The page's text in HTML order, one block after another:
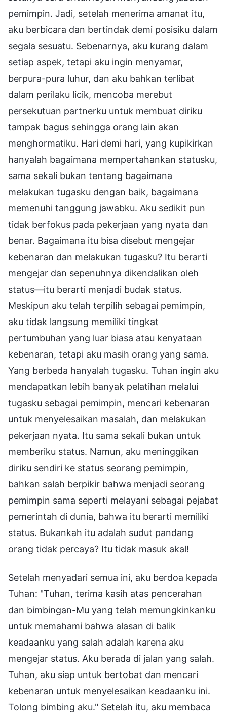
pemimpin. Jadi, setelah menerima amanat itu,
aku berbicara dan bertindak demi posisiku dalam
segala sesuatu. Sebenarnya, aku kurang dalam
setiap aspek, tetapi aku ingin menyamar,
berpura-pura luhur, dan aku bahkan terlibat
dalam perilaku licik, mencoba merebut
persekutuan partnerku untuk membuat diriku
tampak bagus sehingga orang lain akan
menghormatiku. Hari demi hari, yang kupikirkan
hanyalah bagaimana mempertahankan statusku,
sama sekali bukan tentang bagaimana
melakukan tugasku dengan baik, bagaimana
memenuhi tanggung jawabku. Aku sedikit pun
tidak berfokus pada pekerjaan yang nyata dan
benar. Bagaimana itu bisa disebut mengejar
kebenaran dan melakukan tugasku? Itu berarti
mengejar dan sepenuhnya dikendalikan oleh
status—itu berarti menjadi budak status.
Meskipun aku telah terpilih sebagai pemimpin,
aku tidak langsung memiliki tingkat
pertumbuhan yang luar biasa atau kenyataan
kebenaran, tetapi aku masih orang yang sama.
Yang berbeda hanyalah tugasku. Tuhan ingin aku
mendapatkan lebih banyak pelatihan melalui
tugasku sebagai pemimpin, mencari kebenaran
untuk menyelesaikan masalah, dan melakukan
pekerjaan nyata. Itu sama sekali bukan untuk
memberiku status. Namun, aku meninggikan
diriku sendiri ke status seorang pemimpin,
bahkan salah berpikir bahwa menjadi seorang
pemimpin sama seperti melayani sebagai pejabat
pemerintah di dunia, bahwa itu berarti memiliki
status. Bukankah itu adalah sudut pandang
orang tidak percaya? Itu tidak masuk akal!
Setelah menyadari semua ini, aku berdoa kepada
Tuhan: "Tuhan, terima kasih atas pencerahan
dan bimbingan-Mu yang telah memungkinkanku
untuk memahami bahwa alasan di balik
keadaanku yang salah adalah karena aku
mengejar status. Aku berada di jalan yang salah.
Tuhan, aku siap untuk bertobat dan mencari
kebenaran untuk menyelesaikan keadaanku ini.
Tolong bimbing aku." Setelah itu, aku membaca